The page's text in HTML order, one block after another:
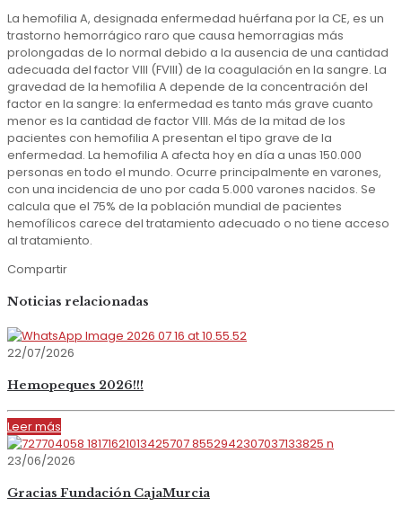
La hemofilia A, designada enfermedad huérfana por la CE, es un
trastorno hemorrágico raro que causa hemorragias más
prolongadas de lo normal debido a la ausencia de una cantidad
adecuada del factor VIII (FVIII) de la coagulación en la sangre. La
gravedad de la hemofilia A depende de la concentración del
factor en la sangre: la enfermedad es tanto más grave cuanto
menor es la cantidad de factor VIII. Más de la mitad de los
pacientes con hemofilia A presentan el tipo grave de la
enfermedad. La hemofilia A afecta hoy en día a unas 150.000
personas en todo el mundo. Ocurre principalmente en varones,
con una incidencia de uno por cada 5.000 varones nacidos. Se
calcula que el 75% de la población mundial de pacientes
hemofílicos carece del tratamiento adecuado o no tiene acceso
al tratamiento.
Compartir
Noticias relacionadas
22/07/2026
Hemopeques 2026!!!
Leer más
23/06/2026
Gracias Fundación CajaMurcia